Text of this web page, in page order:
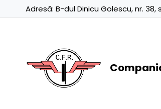
Adresă: B-dul Dinicu Golescu, nr. 38,